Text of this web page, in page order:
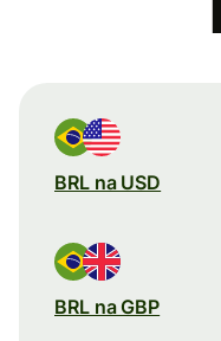
BRL na USD
BRL na GBP